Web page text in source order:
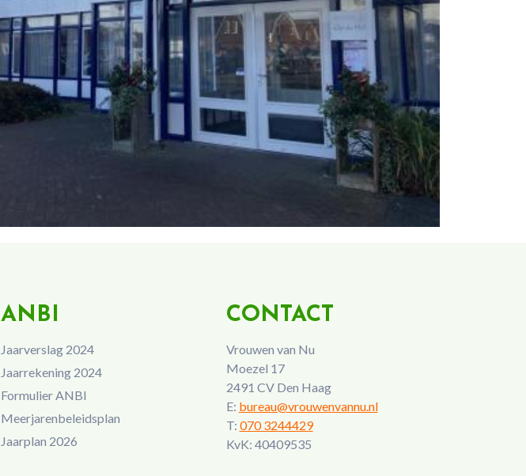
ANBI
Jaarverslag 2024
Jaarrekening 2024
Formulier ANBI
Meerjarenbeleidsplan
Jaarplan 2026
CONTACT
Vrouwen van Nu
Moezel 17
2491 CV Den Haag
E: bureau@vrouwenvannu.nl
T: 070 3244429
KvK: 40409535